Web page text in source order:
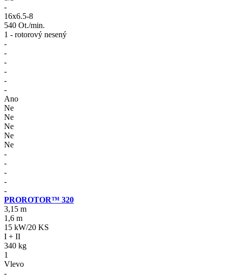
-
16x6.5-8
540 Ot./min.
1 - rotorový nesený
-
-
-
-
-
-
Ano
Ne
Ne
Ne
Ne
Ne
-
-
-
-
-
PROROTOR™ 320
3,15 m
1,6 m
15 kW/20 KS
I + II
340 kg
1
Vlevo
-